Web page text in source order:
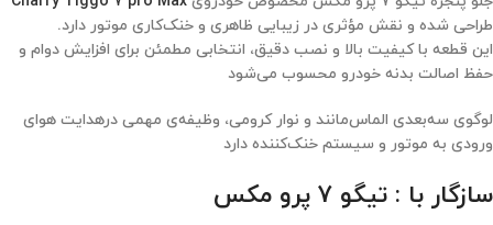
طراحی شده و نقش مؤثری در زیبایی ظاهری و خنک‌کاری موتور دارد.
این قطعه با کیفیت بالا و نصب دقیق، انتخابی مطمئن برای افزایش دوام و
حفظ اصالت بدنه خودرو محسوب می‌شود
لوگوی سه‌بعدی الماس‌مانند و نوار کرومی، وظیفه‌ی مهمی درهدایت هوای
ورودی به موتور و سیستم خنک‌کننده دارد
سازگار با : تیگو 7 پرو مکس